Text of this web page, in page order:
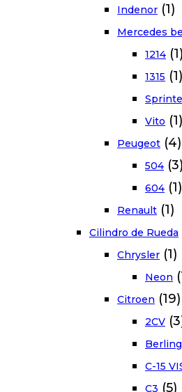
Indenor (1)
Mercedes
1214 (1)
1315 (1)
Vito (1)
Peugeot (4)
504 (3)
604 (1)
Renault (1)
Cilindro de Rueda
Chrysler (1)
Neon
Citroen (19)
2CV
C-15
C3 (5)